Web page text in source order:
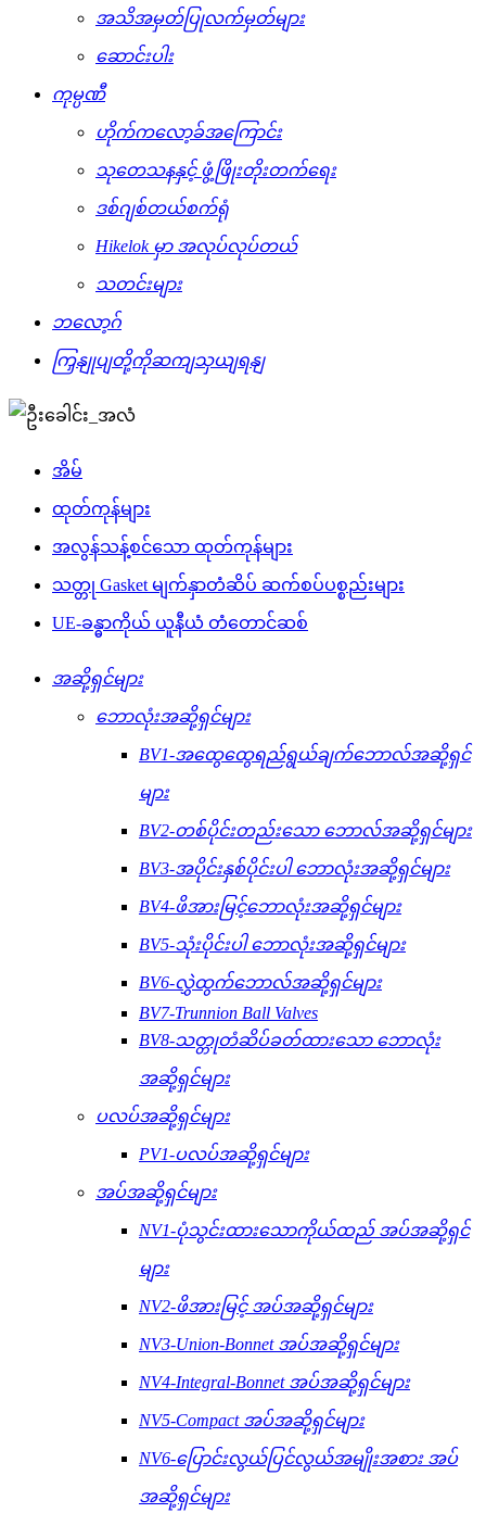
အသိအမှတ်ပြုလက်မှတ်များ
ဆောင်းပါး
ကုမ္ပဏီ
ဟိုက်ကလော့ခ်အကြောင်း
သုတေသနနှင့် ဖွံ့ဖြိုးတိုးတက်ရေး
ဒစ်ဂျစ်တယ်စက်ရုံ
Hikelok မှာ အလုပ်လုပ်တယ်
သတင်းများ
ဘလော့ဂ်
ကြှနျုပျတို့ကိုဆကျသှယျရနျ
အိမ်
ထုတ်ကုန်များ
အလွန်သန့်စင်သော ထုတ်ကုန်များ
သတ္တု Gasket မျက်နှာတံဆိပ် ဆက်စပ်ပစ္စည်းများ
UE-ခန္ဓာကိုယ် ယူနီယံ တံတောင်ဆစ်
အဆို့ရှင်များ
ဘောလုံးအဆို့ရှင်များ
BV1-အထွေထွေရည်ရွယ်ချက်ဘောလ်အဆို့ရှင်
များ
BV2-တစ်ပိုင်းတည်းသော ဘောလ်အဆို့ရှင်များ
BV3-အပိုင်းနှစ်ပိုင်းပါ ဘောလုံးအဆို့ရှင်များ
BV4-ဖိအားမြင့်ဘောလုံးအဆို့ရှင်များ
BV5-သုံးပိုင်းပါ ဘောလုံးအဆို့ရှင်များ
BV6-လွှဲထွက်ဘောလ်အဆို့ရှင်များ
BV7-Trunnion Ball Valves
BV8-သတ္တုတံဆိပ်ခတ်ထားသော ဘောလုံး
အဆို့ရှင်များ
ပလပ်အဆို့ရှင်များ
PV1-ပလပ်အဆို့ရှင်များ
အပ်အဆို့ရှင်များ
NV1-ပုံသွင်းထားသောကိုယ်ထည် အပ်အဆို့ရှင်
များ
NV2-ဖိအားမြင့် အပ်အဆို့ရှင်များ
NV3-Union-Bonnet အပ်အဆို့ရှင်များ
NV4-Integral-Bonnet အပ်အဆို့ရှင်များ
NV5-Compact အပ်အဆို့ရှင်များ
NV6-ပြောင်းလွယ်ပြင်လွယ်အမျိုးအစား အပ်
အဆို့ရှင်များ